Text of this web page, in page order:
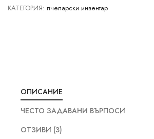
КАТЕГОРИЯ: пчеларски инвентар
ОПИСАНИЕ
ЧЕСТО ЗАДАВАНИ ВЪРПОСИ
ОТЗИВИ (3)